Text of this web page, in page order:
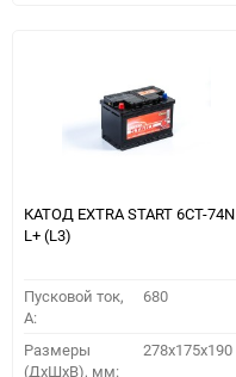
КАТОД EXTRA START 6СТ-74N
L+ (L3)
Пусковой ток,
A:
680
Размеры
(ДхШхВ), мм:
278x175x190